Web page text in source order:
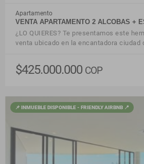
Apartamento
VENTA APARTAMENTO 2 ALCOBAS +
¿LO QUIERES? Te presentamos este
venta ubicado en la encantadora ciudad
$425.000.000 COP
📌 INMUEBLE DISPONIBLE - FRIENDLY AIRBNB 📍